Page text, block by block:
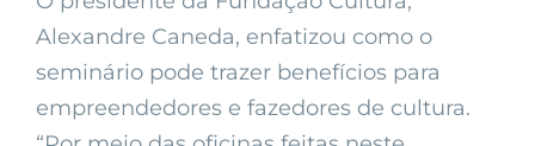
Alexandre Caneda, enfatizou como o
seminário pode trazer benefícios para
empreendedores e fazedores de cultura.